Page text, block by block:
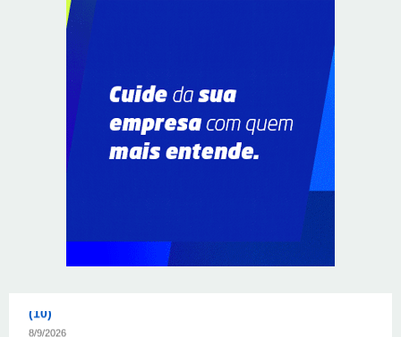
O TEMPO E A TEMPERATURA: frio aumenta e chuva
persiste em áreas do Sul nesta segunda-feira (10)
O TEMPO E A TEMPERATURA: Centro-Oeste segue com
O TEMPO E A TEMPERATURA: chuva ganha espaço e
temperaturas diminuem no Sudeste nesta segunda-feira
O TEMPO E A TEMPERATURA: segunda mantém chuva
na faixa oeste da Região Norte